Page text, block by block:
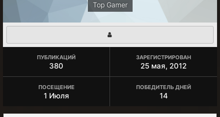
Top Gamer
ПУБЛИКАЦИЙ
380
ЗАРЕГИСТРИРОВАН
25 мая, 2012
ПОСЕЩЕНИЕ
1 Июля
ПОБЕДИТЕЛЬ ДНЕЙ
14